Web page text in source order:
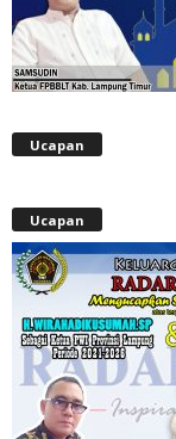
Ucapan
Ucapan